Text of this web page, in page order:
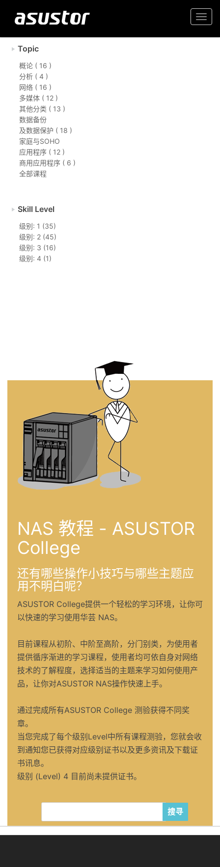
Topic
概论 ( 16 )
分析 ( 4 )
网络 ( 16 )
多媒体 ( 12 )
其他分类 ( 13 )
数据备份
及数据保护 ( 18 )
家庭与SOHO
应用程序 ( 12 )
商用应用程序 ( 6 )
全部课程
Skill Level
级别: 1 (35)
级别: 2 (45)
级别: 3 (16)
级别: 4 (1)
NAS 教程 - ASUSTOR
College
还有哪些操作小技巧与哪些主题应
用不明白呢？
ASUSTOR College提供一个轻松的学习环境，让你可
以快速的学习使用华芸 NAS。
目前课程从初阶、中阶至高阶，分门别类，为使用者
提供循序渐进的学习课程，使用者均可依自身对网络
技术的了解程度，选择适当的主题来学习如何使用产
品，让你对ASUSTOR NAS操作快速上手。
通过完成所有ASUSTOR College 测验获得不同奖
章。
当您完成了每个级别Level中所有课程测验，您就会收
到通知您已获得对应级别证书以及更多资讯及下载证
书讯息。
级别 (Level) 4 目前尚未提供证书。
搜寻